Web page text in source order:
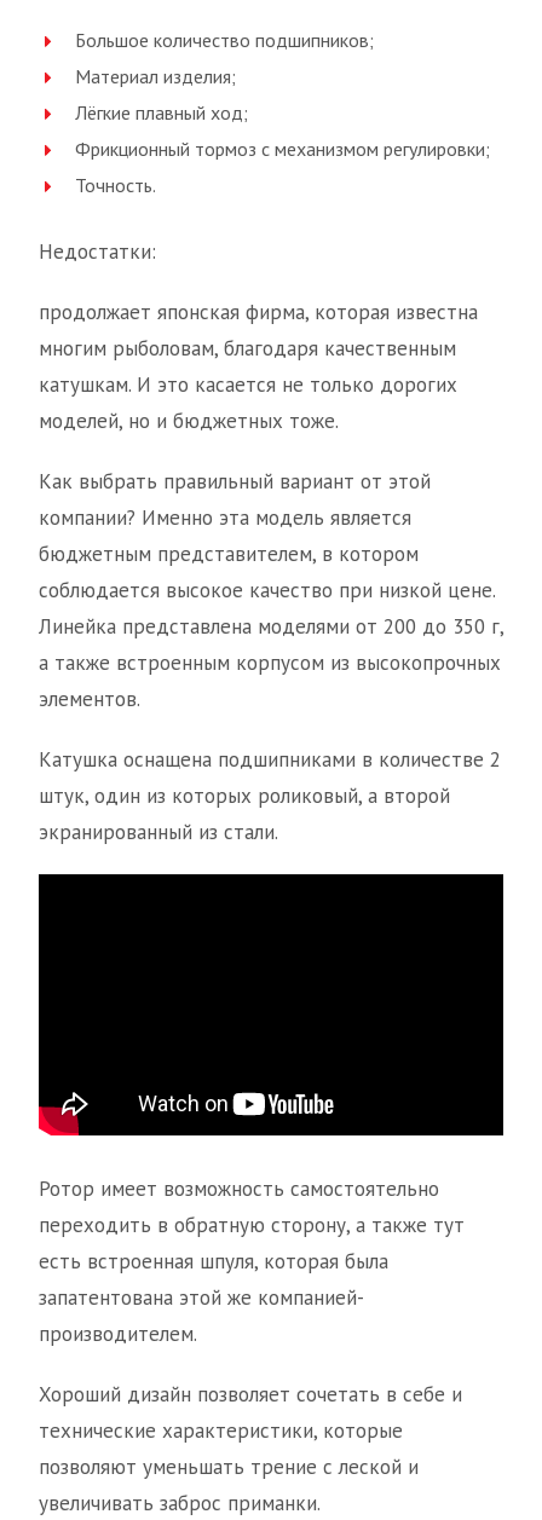
Большое количество подшипников;
Материал изделия;
Лёгкие плавный ход;
Фрикционный тормоз с механизмом регулировки;
Точность.
Недостатки:
продолжает японская фирма, которая известна
многим рыболовам, благодаря качественным
катушкам. И это касается не только дорогих
моделей, но и бюджетных тоже.
Как выбрать правильный вариант от этой
компании? Именно эта модель является
бюджетным представителем, в котором
соблюдается высокое качество при низкой цене.
Линейка представлена моделями от 200 до 350 г,
а также встроенным корпусом из высокопрочных
элементов.
Катушка оснащена подшипниками в количестве 2
штук, один из которых роликовый, а второй
экранированный из стали.
Ротор имеет возможность самостоятельно
переходить в обратную сторону, а также тут
есть встроенная шпуля, которая была
запатентована этой же компанией-
производителем.
Хороший дизайн позволяет сочетать в себе и
технические характеристики, которые
позволяют уменьшать трение с леской и
увеличивать заброс приманки.